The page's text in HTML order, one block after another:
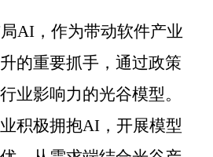
AI ，作为带动软件产业
的重要抓手，通过政策
业影响力的光谷模型。
积极拥抱AI ，开展模型